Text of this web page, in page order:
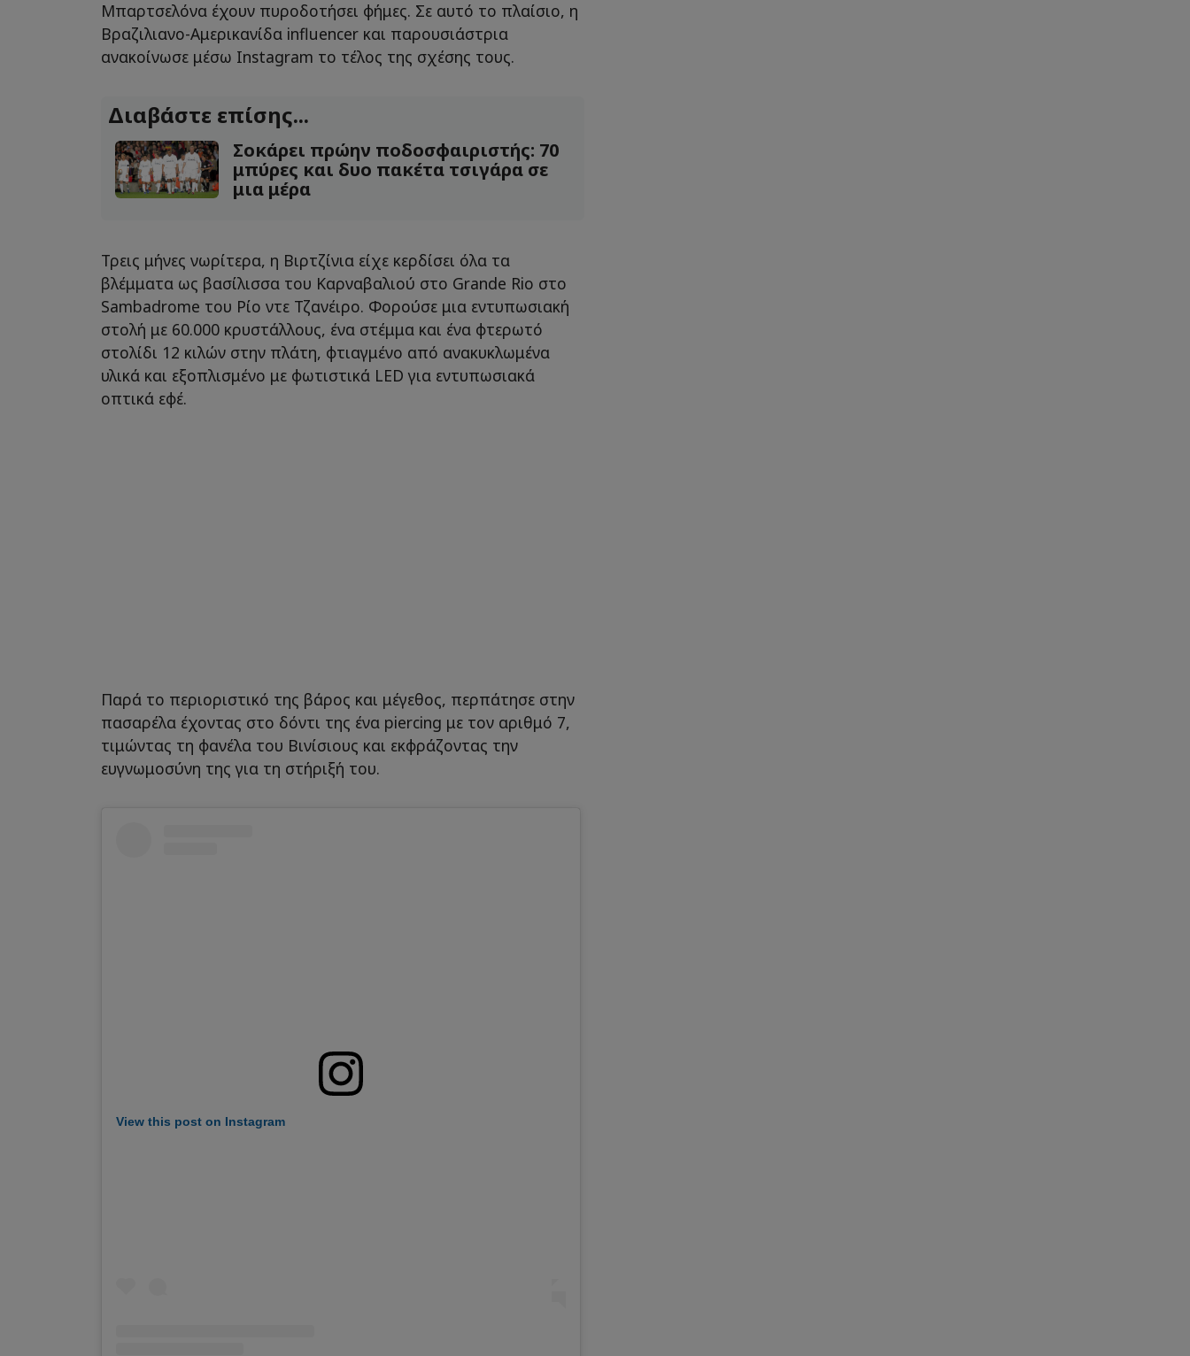
Μπαρτσελόνα έχουν πυροδοτήσει φήμες. Σε αυτό το πλαίσιο, η
Βραζιλιανο-Αμερικανίδα influencer και παρουσιάστρια
ανακοίνωσε μέσω Instagram το τέλος της σχέσης τους.
Διαβάστε επίσης...
Σοκάρει πρώην ποδοσφαιριστής: 70
μπύρες και δυο πακέτα τσιγάρα σε
μια μέρα
Τρεις μήνες νωρίτερα, η Βιρτζίνια είχε κερδίσει όλα τα
βλέμματα ως βασίλισσα του Καρναβαλιού στο Grande Rio στο
Sambadrome του Ρίο ντε Τζανέιρο. Φορούσε μια εντυπωσιακή
στολή με 60.000 κρυστάλλους, ένα στέμμα και ένα φτερωτό
στολίδι 12 κιλών στην πλάτη, φτιαγμένο από ανακυκλωμένα
υλικά και εξοπλισμένο με φωτιστικά LED για εντυπωσιακά
οπτικά εφέ.
Παρά το περιοριστικό της βάρος και μέγεθος, περπάτησε στην
πασαρέλα έχοντας στο δόντι της ένα piercing με τον αριθμό 7,
τιμώντας τη φανέλα του Βινίσιους και εκφράζοντας την
ευγνωμοσύνη της για τη στήριξή του.
View this post on Instagram